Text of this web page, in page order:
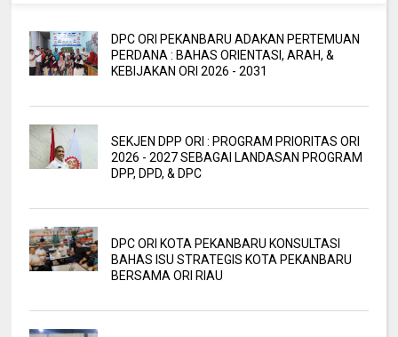
DPC ORI PEKANBARU ADAKAN PERTEMUAN
PERDANA : BAHAS ORIENTASI, ARAH, &
KEBIJAKAN ORI 2026 - 2031
SEKJEN DPP ORI : PROGRAM PRIORITAS ORI
2026 - 2027 SEBAGAI LANDASAN PROGRAM
DPP, DPD, & DPC
DPC ORI KOTA PEKANBARU KONSULTASI
BAHAS ISU STRATEGIS KOTA PEKANBARU
BERSAMA ORI RIAU